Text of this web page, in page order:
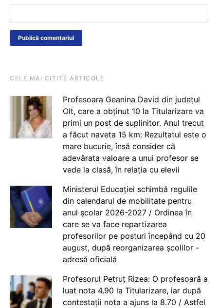
CELE MAI CITITE ARTICOLE
Profesoara Geanina David din județul
Olt, care a obținut 10 la Titularizare va
primi un post de suplinitor. Anul trecut
a făcut naveta 15 km: Rezultatul este o
mare bucurie, însă consider că
adevărata valoare a unui profesor se
vede la clasă, în relația cu elevii
Ministerul Educației schimbă regulile
din calendarul de mobilitate pentru
anul școlar 2026-2027 / Ordinea în
care se va face repartizarea
profesorilor pe posturi începând cu 20
august, după reorganizarea școlilor -
adresă oficială
Profesorul Petruț Rizea: O profesoară a
luat nota 4.90 la Titularizare, iar după
contestații nota a ajuns la 8.70 / Astfel